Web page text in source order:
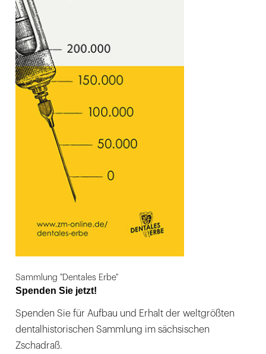
Sammlung "Dentales Erbe"
Spenden Sie jetzt!
Spenden Sie für Aufbau und Erhalt der weltgrößten
dentalhistorischen Sammlung im sächsischen
Zschadraß.